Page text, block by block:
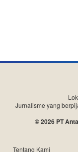
Jurnalisme yang
© 2026 PT
Tentang Kami